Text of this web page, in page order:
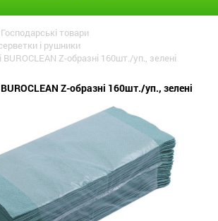
Господарські товари
і рушники
Z-образні 160шт./уп., зелені
Z-образні 160шт./уп., зелені